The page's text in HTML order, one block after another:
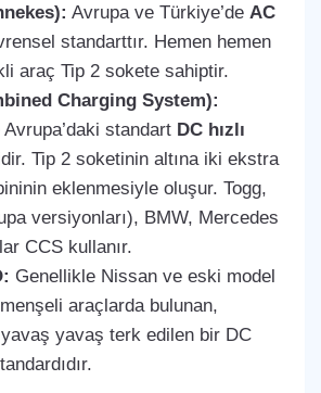
Avrupa ve Türkiye’de AC
standarttır. Hemen hemen
araç Tip 2 sokete sahiptir.
Charging System):
standart DC hızlı
Tip 2 soketinin altına iki ekstra
eklenmesiyle oluşur. Togg,
versiyonları), BMW, Mercedes
CCS kullanır.
Genellikle Nissan ve eski model
araçlarda bulunan,
yavaş yavaş terk edilen bir DC